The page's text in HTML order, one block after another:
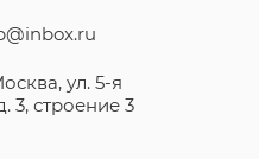
ул. 5-я
3, строение 3